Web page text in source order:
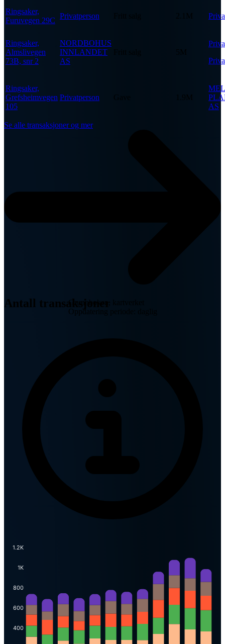
Ringsaker,
Furuvegen 29C
Privatperson 2.1M
Ringsaker,
Almslivegen
73B, snr 2
NORDBOHUS
INNLANDET
AS
Ringsaker,
Grefsheimvegen
105
Privatperson 1.9M
AS
Se alle transaksjoner og mer
Antall transaksjoner
Grunnboken, kartverket
Oppdatering periode: daglig
1.2K
1K
800
600
400